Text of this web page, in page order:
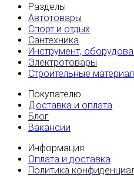
Разделы
Автотовары
Спорт и отдых
Сантехника
Инструмент,
Электротовары
Строительные
Покупателю
Доставка и оплата
Блог
Вакансии
Информация
Оплата и доставка
Политика